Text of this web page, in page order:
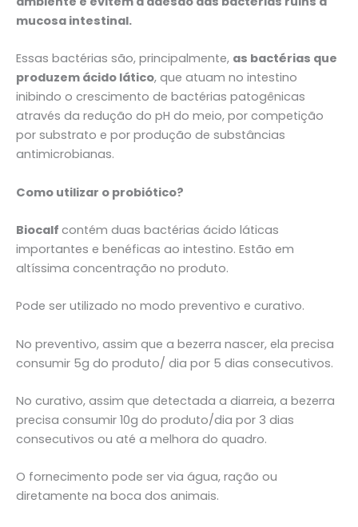
mucosa intestinal.
Essas bactérias são, principalmente, as bactérias que
produzem ácido lático, que atuam no intestino
inibindo o crescimento de bactérias patogênicas
através da redução do pH do meio, por competição
por substrato e por produção de substâncias
antimicrobianas.
Como utilizar o probiótico?
Biocalf contém duas bactérias ácido láticas
importantes e benéficas ao intestino. Estão em
altíssima concentração no produto.
Pode ser utilizado no modo preventivo e curativo.
No preventivo, assim que a bezerra nascer, ela precisa
consumir 5g do produto/ dia por 5 dias consecutivos.
No curativo, assim que detectada a diarreia, a bezerra
precisa consumir 10g do produto/dia por 3 dias
consecutivos ou até a melhora do quadro.
O fornecimento pode ser via água, ração ou
diretamente na boca dos animais.